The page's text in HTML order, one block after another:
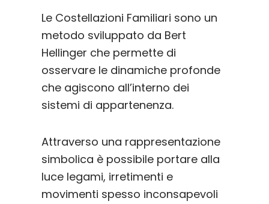
Le Costellazioni Familiari sono un
metodo sviluppato da Bert
Hellinger che permette di
osservare le dinamiche profonde
che agiscono all’interno dei
sistemi di appartenenza.
Attraverso una rappresentazione
simbolica è possibile portare alla
luce legami, irretimenti e
movimenti spesso inconsapevoli